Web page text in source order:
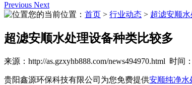
Previous Next
您的当前位置： 首页 > 行业动态 > 超滤安顺
超滤安顺水处理设备种类比较多
来源：http://as.gzxyhb888.com/news494970.html 时间
贵阳鑫源环保科技有限公司为您免费提供安顺纯净水